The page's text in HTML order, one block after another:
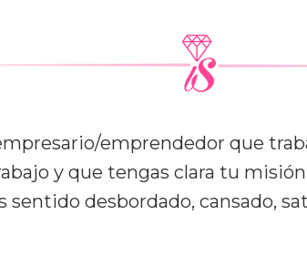
emprendedor que
y que tengas clara tu
sentido desbordado, cansado,